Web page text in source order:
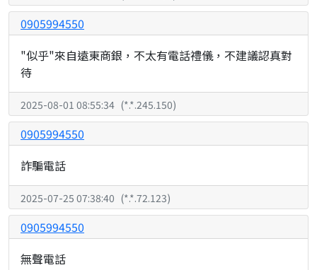
0905994550
"似乎"來自遠東商銀，不太有電話禮儀，不建議認真對
待
2025-08-01 08:55:34 (*.*.245.150)
0905994550
詐騙電話
2025-07-25 07:38:40 (*.*.72.123)
0905994550
無聲電話